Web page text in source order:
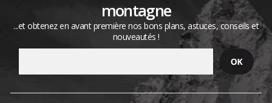
montagne
...et obtenez en avant première nos bons plans, astuces, conseils et
nouveautés !